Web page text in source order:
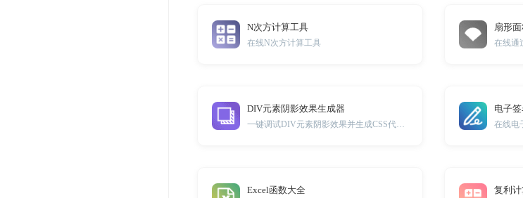
N次方计算工具
在线N次方计算工具
扇形
在线通
DIV元素阴影效果生成器 电子
在线电
Excel函数大全 复利